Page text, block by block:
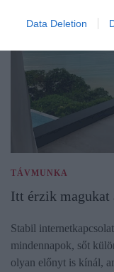
Data Deletion
TÁVMUNKA
Itt érzik magukat
Stabil
mindennapok, sőt
olyan előnyt is kínál,